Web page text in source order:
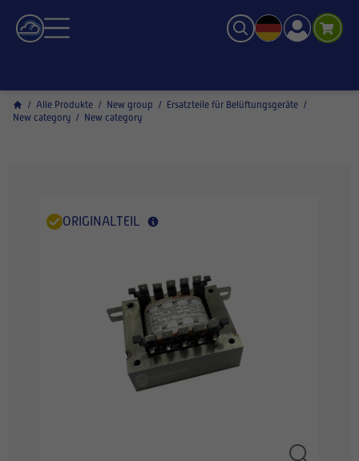
/ Alle Produkte / New group / Ersatzteile für Belüftungsgeräte /
New category / New category
ORIGINALTEIL